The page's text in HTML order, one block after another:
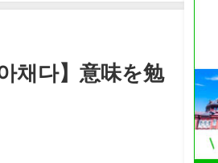
채다】意味を勉